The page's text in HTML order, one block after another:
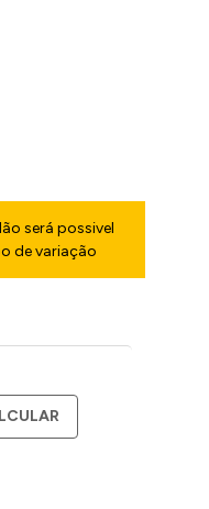
será possivel
de variação